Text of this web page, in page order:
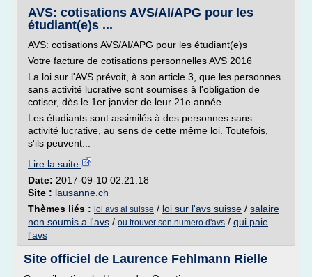
AVS: cotisations AVS/AI/APG pour les
étudiant(e)s ...
AVS: cotisations AVS/AI/APG pour les étudiant(e)s
Votre facture de cotisations personnelles AVS 2016
La loi sur l'AVS prévoit, à son article 3, que les personnes
sans activité lucrative sont soumises à l'obligation de
cotiser, dès le 1er janvier de leur 21e année.
Les étudiants sont assimilés à des personnes sans
activité lucrative, au sens de cette même loi. Toutefois,
s'ils peuvent...
Lire la suite
Date: 2017-09-10 02:21:18
Site : lausanne.ch
Thèmes liés : loi avs ai suisse / loi sur l'avs suisse / salaire
non soumis a l'avs / ou trouver son numero d'avs / qui paie
l'avs
Site officiel de Laurence Fehlmann Rielle